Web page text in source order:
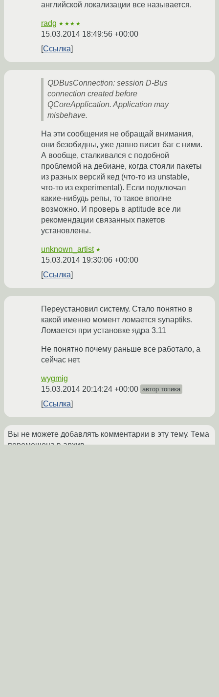
английской локализации все называется.
radg ★★★★
15.03.2014 18:49:56 +00:00
Ссылка
QDBusConnection: session D-Bus
connection created before
QCoreApplication. Application may
misbehave.
На эти сообщения не обращай внимания,
они безобидны, уже давно висит баг с ними.
А вообще, сталкивался с подобной
проблемой на дебиане, когда стояли пакеты
из разных версий кед (что-то из unstable,
что-то из experimental). Если подключал
какие-нибудь репы, то такое вполне
возможно. И проверь в aptitude все ли
рекомендации связанных пакетов
установлены.
unknown_artist ★
15.03.2014 19:30:06 +00:00
Ссылка
Переустановил систему. Стало понятно в
какой именно момент ломается synaptiks.
Ломается при установке ядра 3.11
Не понятно почему раньше все работало, а
сейчас нет.
wygmig
15.03.2014 20:14:24 +00:00 автор топика
Ссылка
Вы не можете добавлять комментарии в эту тему. Тема
перемещена в архив.